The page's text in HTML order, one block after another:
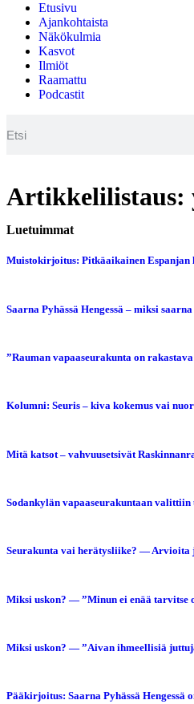
Etusivu
Ajankohtaista
Näkökulmia
Kasvot
Ilmiöt
Raamattu
Podcastit
Artikkelilistaus:
Luetuimmat
Muistokirjoitus: Pitkäaikainen
Saarna Pyhässä Hengessä – miksi
”Rauman vapaaseurakunta on
Kolumni: Seuris – kiva kokemus vai
Mitä katsot – vahvuusetsivät
Sodankylän vapaaseurakuntaan valittiin
Seurakunta vai herätysliike? — Arvioita
Miksi uskon? — ”Minun ei enää tarvitse
Miksi uskon? — ”Aivan ihmeellisiä
Pääkirjoitus: Saarna Pyhässä Hengessä